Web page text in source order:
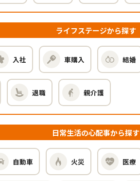
ライフステージから探す
入社 車購入 結婚
退職 親介護
日常生活の心配事から探す
自動車 火災 医療